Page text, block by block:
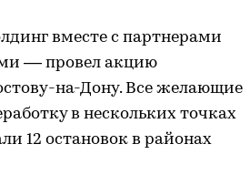
вместе с партнерами
–– провел акцию
на-Дону. Все желающие
в нескольких точках
12 остановок в районах